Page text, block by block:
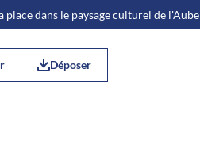
dans le paysage culturel de l'Aube
Déposer